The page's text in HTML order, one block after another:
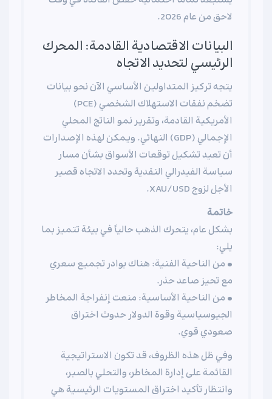
لاحق من عام 2026.
البيانات الاقتصادية القادمة: المحرك
الرئيسي لتحديد الاتجاه
يتجه تركيز المتداولين الأساسي الآن نحو بيانات
تضخم نفقات الاستهلاك الشخصي (PCE)
الأمريكية القادمة، وتقرير نمو الناتج المحلي
الإجمالي (GDP) النهائي. ويمكن لهذه الإصدارات
أن تعيد تشكيل توقعات الأسواق بشأن مسار
سياسة الفيدرالي النقدية وتحدد الاتجاه قصير
الأجل لزوج XAU/USD.
خاتمة
بشكل عام، يتحرك الذهب حالياً في بيئة تتميز بما
يلي:
• من الناحية الفنية: هناك بوادر تجميع سعري
مع تحيز صاعد حذر.
• من الناحية الأساسية: منعت إنفراجة المخاطر
الجيوسياسية وقوة الدولار حدوث اختراق
صعودي قوي.
وفي ظل هذه الظروف، قد تكون الاستراتيجية
القائمة على إدارة المخاطر، والتحلي بالصبر،
وانتظار تأكيد اختراق المستويات الرئيسية هي